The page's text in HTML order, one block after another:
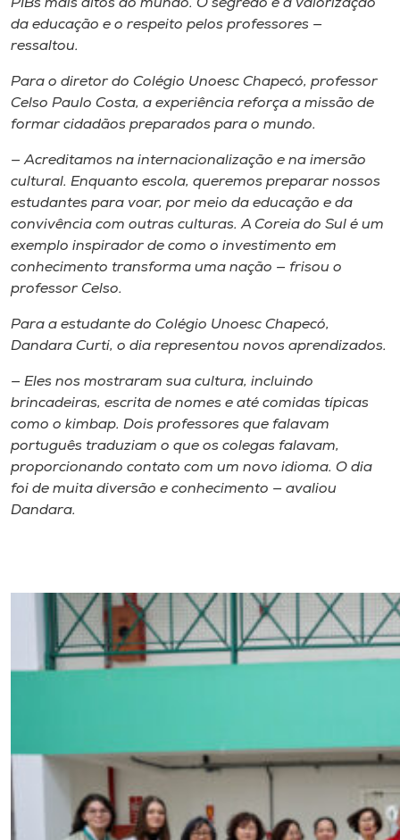
PIBs mais altos do mundo. O segredo é a valorização
da educação e o respeito pelos professores —
ressaltou.
Para o diretor do Colégio Unoesc Chapecó, professor
Celso Paulo Costa, a experiência reforça a missão de
formar cidadãos preparados para o mundo.
— Acreditamos na internacionalização e na imersão
cultural. Enquanto escola, queremos preparar nossos
estudantes para voar, por meio da educação e da
convivência com outras culturas. A Coreia do Sul é um
exemplo inspirador de como o investimento em
conhecimento transforma uma nação — frisou o
professor Celso.
Para a estudante do Colégio Unoesc Chapecó,
Dandara Curti, o dia representou novos aprendizados.
— Eles nos mostraram sua cultura, incluindo
brincadeiras, escrita de nomes e até comidas típicas
como o kimbap. Dois professores que falavam
português traduziam o que os colegas falavam,
proporcionando contato com um novo idioma. O dia
foi de muita diversão e conhecimento — avaliou
Dandara.